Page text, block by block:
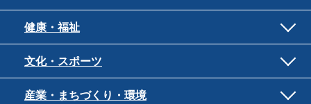
健康・福祉
文化・スポーツ
産業・まちづくり・環境